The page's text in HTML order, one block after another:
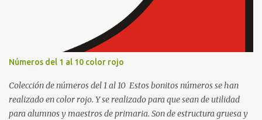
a
i
o
Números del 1 al 10 color rojo
Colección de números del 1 al 10 Estos bonitos números se han
realizado en color rojo. Y se realizado para que sean de utilidad
para alumnos y maestros de primaria. Son de estructura gruesa y